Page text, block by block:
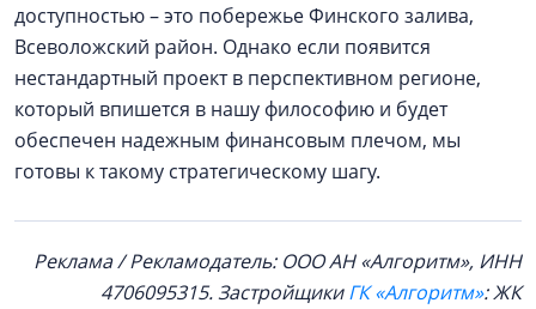
доступностью – это побережье Финского залива,
Всеволожский район. Однако если появится
нестандартный проект в перспективном регионе,
который впишется в нашу философию и будет
обеспечен надежным финансовым плечом, мы
готовы к такому стратегическому шагу.
Реклама / Рекламодатель: ООО АН «Алгоритм», ИНН
4706095315. ЗастройщикиГК «Алгоритм»: ЖК